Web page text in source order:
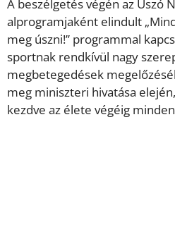
A beszélgetés végén az Úszó
alprogramjaként elindult
meg úszni!” programmal
sportnak rendkívül nagy
megbetegedések
meg miniszteri hivatása
kezdve az élete végéig